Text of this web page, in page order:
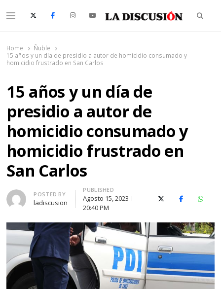
Menu
Home
Ñuble
15 años y un día de presidio a autor de homicidio consumado y
homicidio frustrado en San Carlos
15 años y un día de
presidio a autor de
homicidio consumado y
homicidio frustrado en
San Carlos
Author
POSTED BY
ladiscusion
PUBLISHED
Agosto 15, 2023
20:40 PM
X (Twitter)Facebook